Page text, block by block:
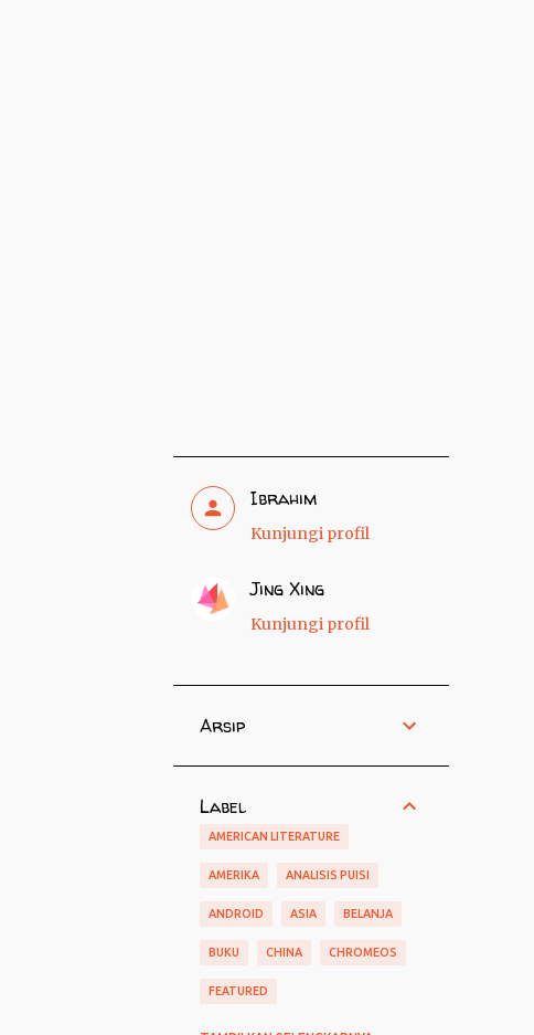
Ibrahim
Kunjungi profil
Jing Xing
Kunjungi profil
Arsip
Label
AMERICAN LITERATURE
AMERIKA ANALISIS PUISI
ANDROID ASIA BELANJA
BUKU CHINA CHROMEOS
FEATURED